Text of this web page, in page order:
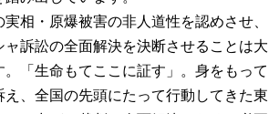
相・原爆被害の非人道性を認めさせ、
ャ訴訟の全面解決を決断させることは大
。「生命もてここに証す」。身をもって
え、全国の先頭にたって行動してきた東